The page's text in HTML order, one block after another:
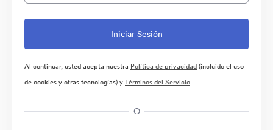
Al continuar, usted acepta nuestra Política de privacidad(incluido el uso
de cookies y otras tecnologías) yTérminos del Servicio
O